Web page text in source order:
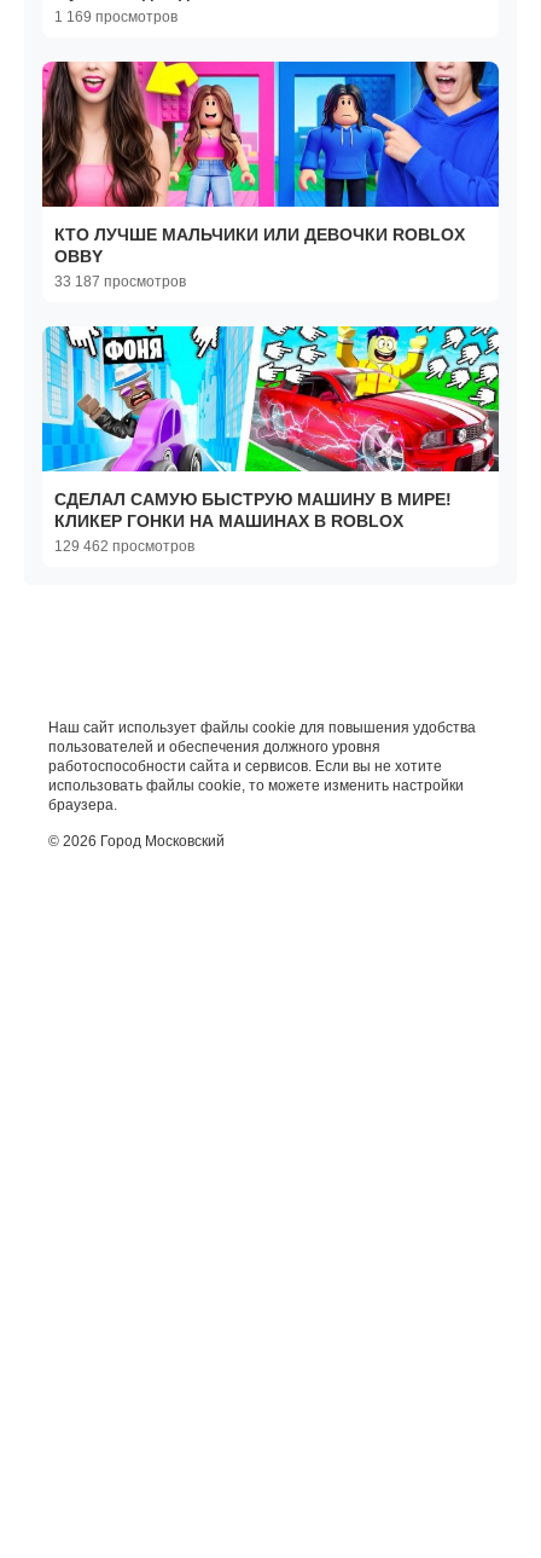
1 169 просмотров
КТО ЛУЧШЕ МАЛЬЧИКИ ИЛИ ДЕВОЧКИ ROBLOX
OBBY
33 187 просмотров
СДЕЛАЛ САМУЮ БЫСТРУЮ МАШИНУ В МИРЕ!
КЛИКЕР ГОНКИ НА МАШИНАХ В ROBLOX
129 462 просмотров
Наш сайт использует файлы cookie для повышения удобства
пользователей и обеспечения должного уровня
работоспособности сайта и сервисов. Если вы не хотите
использовать файлы cookie, то можете изменить настройки
браузера.
© 2026 Город Московский